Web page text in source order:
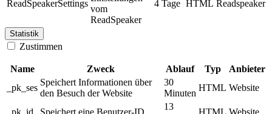
ReadSpeakerSettings
vom
ReadSpeaker
4 Tage HTML Readspeaker
Statistik
Zustimmen
Name Zweck Ablauf Typ
Anbieter
_pk_ses
Speichert Informationen über
den Besuch der Website
30
Minuten
HTML Website
_pk_id Speichert eine Benutzer-ID
13
HTML Website